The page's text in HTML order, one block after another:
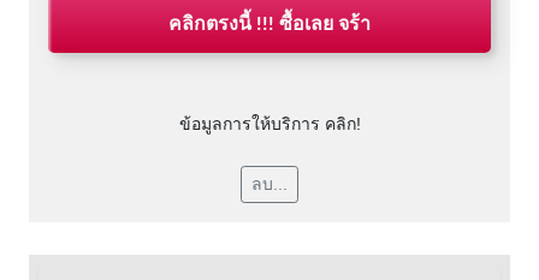
คลิกตรงนี้ !!! ซื้อเลย จร้า
ข้อมูลการให้บริการ คลิก!
ลบ...